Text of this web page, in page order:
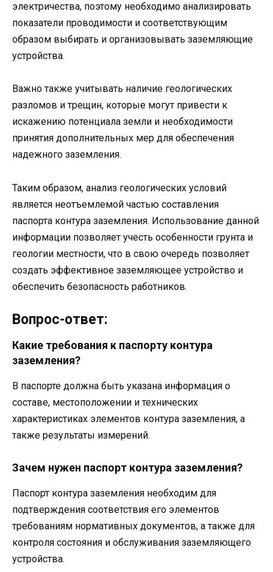
электричества, поэтому необходимо анализировать
показатели проводимости и соответствующим
образом выбирать и организовывать заземляющие
устройства.
Важно также учитывать наличие геологических
разломов и трещин, которые могут привести к
искажению потенциала земли и необходимости
принятия дополнительных мер для обеспечения
надежного заземления.
Таким образом, анализ геологических условий
является неотъемлемой частью составления
паспорта контура заземления. Использование данной
информации позволяет учесть особенности грунта и
геологии местности, что в свою очередь позволяет
создать эффективное заземляющее устройство и
обеспечить безопасность работников.
Вопрос-ответ:
Какие требования к паспорту контура
заземления?
В паспорте должна быть указана информация о
составе, местоположении и технических
характеристиках элементов контура заземления, а
также результаты измерений.
Зачем нужен паспорт контура заземления?
Паспорт контура заземления необходим для
подтверждения соответствия его элементов
требованиям нормативных документов, а также для
контроля состояния и обслуживания заземляющего
устройства.